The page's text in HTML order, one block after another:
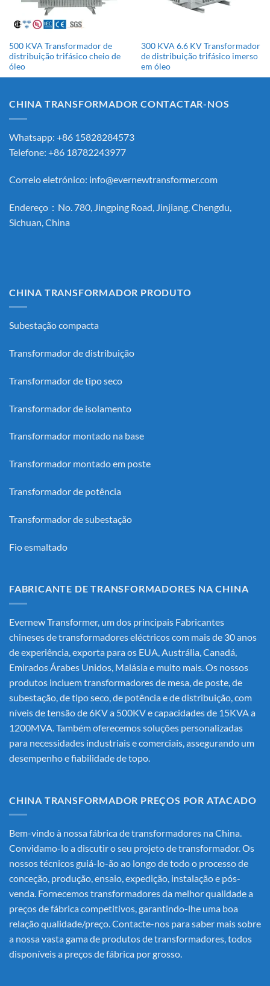
500 KVA Transformador de
distribuição trifásico cheio de
óleo
300 KVA 6.6 KV Transformador
de distribuição trifásico imerso
em óleo
CHINA TRANSFORMADOR CONTACTAR-NOS
Whatsapp: +86 15828284573
Telefone: +86 18782243977
Correio eletrónico: info@evernewtransformer.com
Endereço：No. 780, Jingping Road, Jinjiang, Chengdu,
Sichuan, China
CHINA TRANSFORMADOR PRODUTO
Subestação compacta
Transformador de distribuição
Transformador de tipo seco
Transformador de isolamento
Transformador montado na base
Transformador montado em poste
Transformador de potência
Transformador de subestação
Fio esmaltado
FABRICANTE DE TRANSFORMADORES NA CHINA
Evernew Transformer, um dos principais Fabricantes
chineses de transformadores eléctricoscom mais de 30 anos
de experiência, exporta para os EUA, Austrália, Canadá,
Emirados Árabes Unidos, Malásia e muito mais. Os nossos
produtos incluem transformadores de mesa, de poste, de
subestação, de tipo seco, de potência e de distribuição, com
níveis de tensão de 6KV a 500KV e capacidades de 15KVA a
1200MVA. Também oferecemos soluções personalizadas
para necessidades industriais e comerciais, assegurando um
desempenho e fiabilidade de topo.
CHINA TRANSFORMADOR PREÇOS POR ATACADO
Bem-vindo à nossa fábrica de transformadores na China.
Convidamo-lo a discutir o seu projeto de transformador. Os
nossos técnicos guiá-lo-ão ao longo de todo o processo de
conceção, produção, ensaio, expedição, instalação e pós-
venda. Fornecemos transformadores da melhor qualidade a
preços de fábrica competitivos, garantindo-lhe uma boa
relação qualidade/preço. Contacte-nos para saber mais sobre
a nossa vasta gama de produtos de transformadores, todos
disponíveis a preços de fábrica por grosso.